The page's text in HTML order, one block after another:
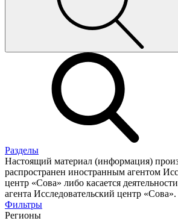
Разделы
Настоящий материал (информация)
распространен иностранным агентом
центр «Сова» либо касается
агента Исследовательский центр «Сова».
Фильтры
Регионы